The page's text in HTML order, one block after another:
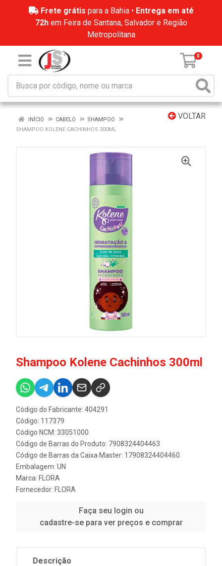
Frete grátis para a Bahia • Entrega em até
72hem Feira de Santana, Salvador e Região
Metropolitana
0
VOLTAR
INÍCIO CABELO
SHAMPOO
SHAMPOO KOLENE CACHINHOS 300ML
Shampoo Kolene Cachinhos 300ml
Código do Fabricante: 404291
Código: 117379
Código NCM: 33051000
Código de Barras do Produto: 7908324404463
Código de Barras da Caixa Master: 17908324404460
Embalagem: UN
Marca: FLORA
Fornecedor: FLORA
Faça seu login ou
cadastre-se para ver preços e comprar
Descrição